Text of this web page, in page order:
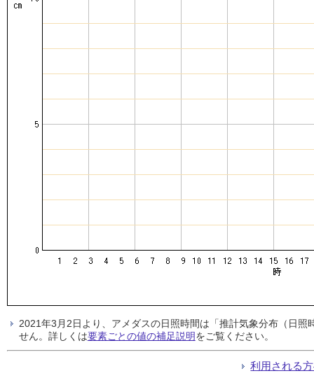
2021年3月2日より、アメダスの日照時間は「推計気象分布（日
せん。詳しくは要素ごとの値の補足説明をご覧ください。
利用される